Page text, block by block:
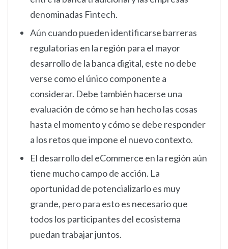
denominadas Fintech.
Aún cuando pueden identificarse barreras
regulatorias en la región para el mayor
desarrollo de la banca digital, este no debe
verse como el único componente a
considerar. Debe también hacerse una
evaluación de cómo se han hecho las cosas
hasta el momento y cómo se debe responder
a los retos que impone el nuevo contexto.
El desarrollo del eCommerce en la región aún
tiene mucho campo de acción. La
oportunidad de potencializarlo es muy
grande, pero para esto es necesario que
todos los participantes del ecosistema
puedan trabajar juntos.